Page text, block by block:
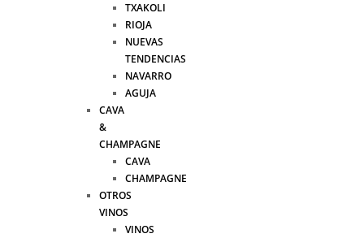
TXAKOLI
RIOJA
NUEVAS
TENDENCIAS
NAVARRO
AGUJA
CAVA
&
CHAMPAGNE
CAVA
CHAMPAGNE
OTROS
VINOS
VINOS